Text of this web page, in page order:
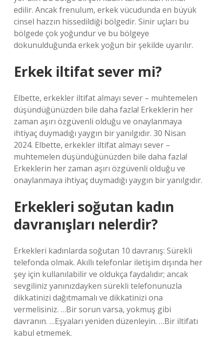
edilir. Ancak frenulum, erkek vücudunda en büyük
cinsel hazzın hissedildiği bölgedir. Sinir uçları bu
bölgede çok yoğundur ve bu bölgeye
dokunulduğunda erkek yoğun bir şekilde uyarılır.
Erkek iltifat sever mi?
Elbette, erkekler iltifat almayı sever – muhtemelen
düşündüğünüzden bile daha fazla! Erkeklerin her
zaman aşırı özgüvenli olduğu ve onaylanmaya
ihtiyaç duymadığı yaygın bir yanılgıdır. 30 Nisan
2024. Elbette, erkekler iltifat almayı sever –
muhtemelen düşündüğünüzden bile daha fazla!
Erkeklerin her zaman aşırı özgüvenli olduğu ve
onaylanmaya ihtiyaç duymadığı yaygın bir yanılgıdır.
Erkekleri soğutan kadın
davranışları nelerdir?
Erkekleri kadınlarda soğutan 10 davranış: Sürekli
telefonda olmak. Akıllı telefonlar iletişim dışında her
şey için kullanılabilir ve oldukça faydalıdır; ancak
sevgiliniz yanınızdayken sürekli telefonunuzla
dikkatinizi dağıtmamalı ve dikkatinizi ona
vermelisiniz. …Bir sorun varsa, yokmuş gibi
davranın. …Eşyaları yeniden düzenleyin. …Bir iltifatı
kabul etmemek.